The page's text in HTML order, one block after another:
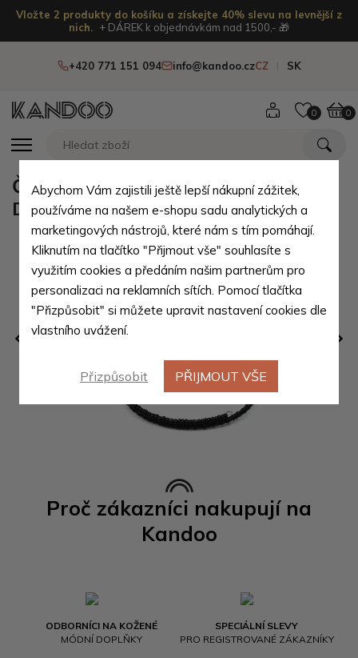
Vložte 2 produkty do košíku a získejte 40% slevu na levnější z
nich.
+ DÁREK k objednávkám nad 1500,- 🎁
+420 771 151 094 info@kandoo.czCZ SK
0 0
Proč zákazníci nakupují na
Kandoo
ODBORNÍCI NA KOŽENÉ
MÓDNÍ DOPLŇKY
SPECIÁLNÍ SLEVY
PRO REGISTROVANÉ ZÁKAZNÍKY
Černý dámský korálkový náramek
Dallas
Abychom Vám zajistili ještě lepší nákupní zážitek,
používáme na našem e-shopu sadu analytických a
marketingových nástrojů, které nám s tím pomáhají.
Kliknutím na tlačítko "Přijmout vše" souhlasíte s
využitím cookies a předáním našim partnerům pro
personalizaci na reklamních sítích. Pomocí tlačítka
"Přizpůsobit" si můžete upravit nastavení cookies dle
vlastního uvážení.
Přizpůsobit PŘIJMOUT VŠE